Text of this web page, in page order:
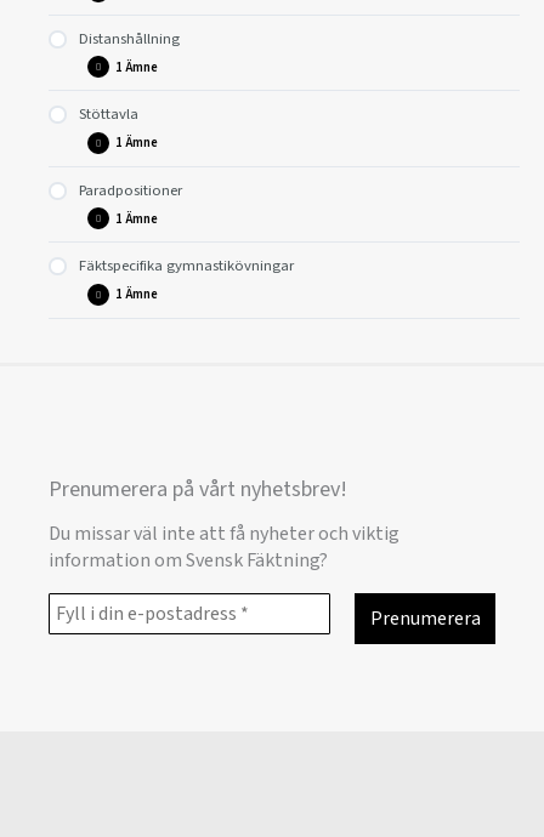
Dubbel marché (förberedelse för marché utfall)
Marché utfall
Hålla i vapnet
Distanshållning
1 Ämne
Distanshållning till tränare
Stöttavla
1 Ämne
Stöttavla
Paradpositioner
1 Ämne
Enkla och semicirkulära sixt, kvart, oktav och septim
Fäktspecifika gymnastikövningar
1 Ämne
Prenumerera på vårt nyhetsbrev!
Du missar väl inte att få nyheter och viktig
information om Svensk Fäktning?